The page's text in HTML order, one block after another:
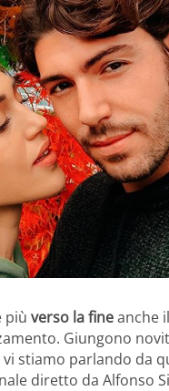
più verso la fineanche
Giungono
stiamo parlando da
diretto da Alfonso